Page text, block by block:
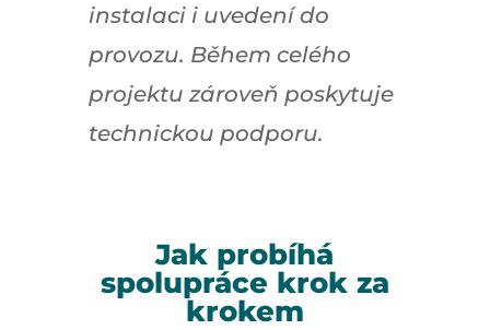
instalaci i uvedení do
provozu. Během celého
projektu zároveň poskytuje
technickou podporu.
Jak probíhá
spolupráce krok za
krokem